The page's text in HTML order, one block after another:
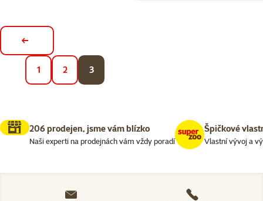
1 2 3
206 prodejen, jsme vám blízko
Naši experti na prodejnách vám vždy poradí
Špičkové
Vlastní vývoj a